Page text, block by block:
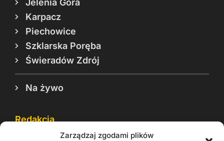
Zarządzaj zgodami plików
Jelenia Góra
Karpacz
Piechowice
Szklarska Poręba
Świeradów Zdrój
Na żywo
Redakcja